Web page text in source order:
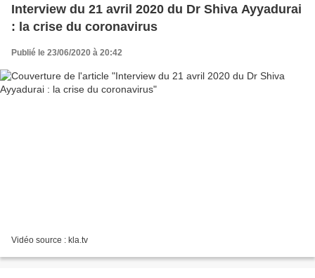
Interview du 21 avril 2020 du Dr Shiva Ayyadurai
: la crise du coronavirus
Publié le 23/06/2020 à 20:42
Vidéo source : kla.tv